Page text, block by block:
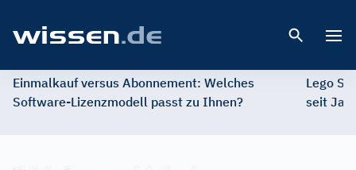
Einmalkauf versus Abonnement: Welches
Software-Lizenzmodell passt zu Ihnen?
Lego
seit